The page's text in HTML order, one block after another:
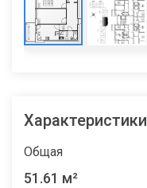
Характеристики
Общая
51.61 м²